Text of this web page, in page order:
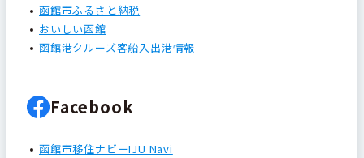
函館市ふるさと納税
おいしい函館
函館港クルーズ客船入出港情報
Facebook
函館市移住ナビーIJU Navi